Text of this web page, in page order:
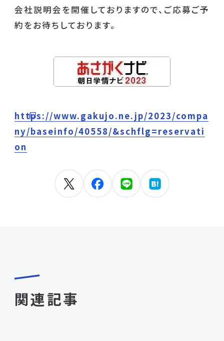
会社説明会を開催しておりますので、ご応募ご予
約をお待ちしております。
https://www.gakujo.ne.jp/2023/compa
ny/baseinfo/40558/&schflg=reservati
on
関連記事